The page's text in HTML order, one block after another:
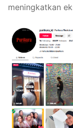
meningkatkan